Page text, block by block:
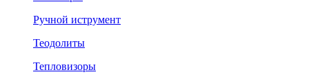
Ручной иструмент
Теодолиты
Тепловизоры